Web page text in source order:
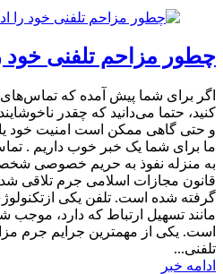
چطور مزاحم تلفنی خود
اگر برای شما پیش آمده که تماس‌های
کنید، حتما می‌دانید که چقدر
ما برای شما یک خبر خوب داریم .
به منزله نفوذ به حریم خصوصی
قانون مجازات اسلامی جرم تلاقی
گرفته شده است. تلفن یکی
مانند تسهیل ارتباط که دارد،
است. یکی از مهمترین جرایم جرم
تلفنی...
ادامه خبر